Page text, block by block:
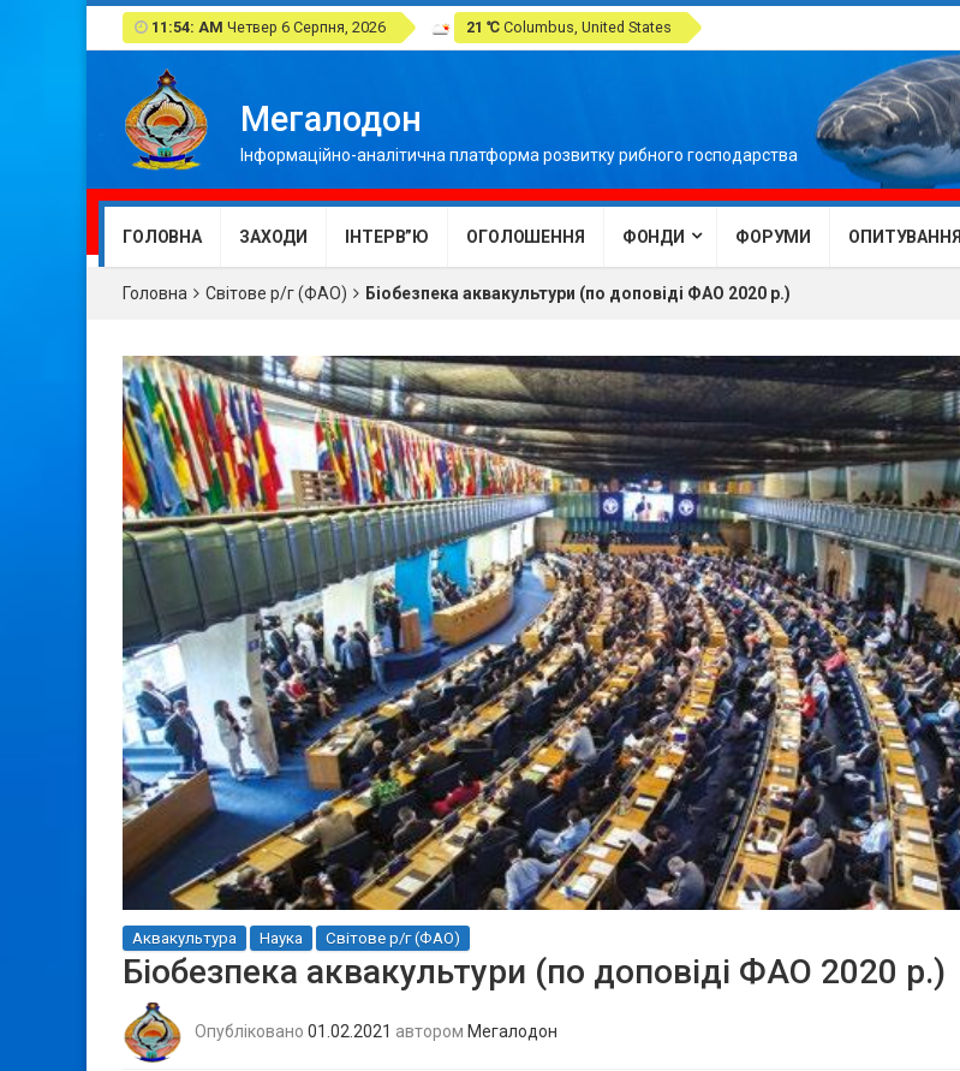
11:54: AM Четвер 6 Серпня, 2026 21 ℃ Columbus, United States
Мегалодон
Інформаційно-аналітична платформа розвитку рибного господарства
ГОЛОВНА ЗАХОДИ ІНТЕРВ”Ю ОГОЛОШЕННЯ ФОНДИ ФОРУМИ ОПИТУВАННЯ
Головна Світове р/г (ФАО) Біобезпека аквакультури (по доповіді ФАО 2020 р.)
Аквакультура Наука Світове р/г (ФАО)
Біобезпека аквакультури (по доповіді ФАО 2020 р.)
Опубліковано 01.02.2021 автором Мегалодон